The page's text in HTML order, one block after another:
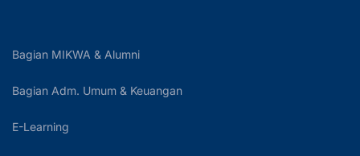
Bagian MIKWA & Alumni
Bagian Adm. Umum & Keuangan
E-Learning